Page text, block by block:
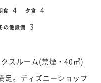
食 4 夕食 4
の他設備 3
スルーム(禁煙・40㎡)
足。ディズニーショップ